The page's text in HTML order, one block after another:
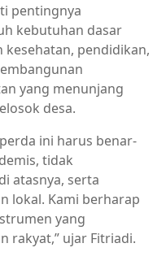
pentingnya
kebutuhan dasar
kesehatan, pendidikan,
yang menunjang
desa.
ini harus benar-
tidak
atasnya, serta
lokal. Kami berharap
yang
rakyat,” ujar Fitriadi.